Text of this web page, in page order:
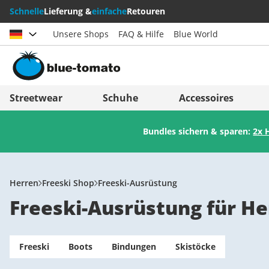
SchnelleLieferung &einfacheRetouren
Land auswählen
Österreich
Svizzera (Italiano)
France
Italia (Italiano)
Italien (Deutsch)
Suomi
United Kingdom
Unsere Shops FAQ & Hilfe Blue World
Streetwear Schuhe Accessoires
Bundles sichern & sparen:2x
Herren Freeski Shop Freeski-Ausrüstung
Freeski-Ausrüstung für
Freeski Boots Bindungen Skistöcke